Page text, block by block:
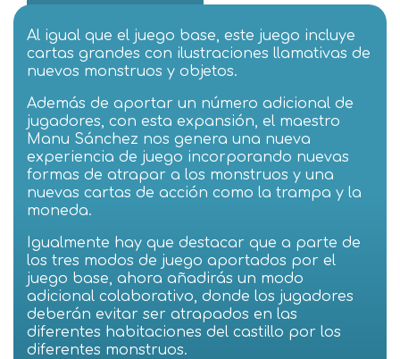
Al igual que el juego base, este juego incluye
cartas grandes con ilustraciones llamativas de
nuevos monstruos y objetos.
Además de aportar un número adicional de
jugadores, con esta expansión, el maestro
Manu Sánchez nos genera una nueva
experiencia de juego incorporando nuevas
formas de atrapar a los monstruos y una
nuevas cartas de acción como la trampa y la
moneda.
Igualmente hay que destacar que a parte de
los tres modos de juego aportados por el
juego base, ahora añadirás un modo
adicional colaborativo, donde los jugadores
deberán evitar ser atrapados en las
diferentes habitaciones del castillo por los
diferentes monstruos.